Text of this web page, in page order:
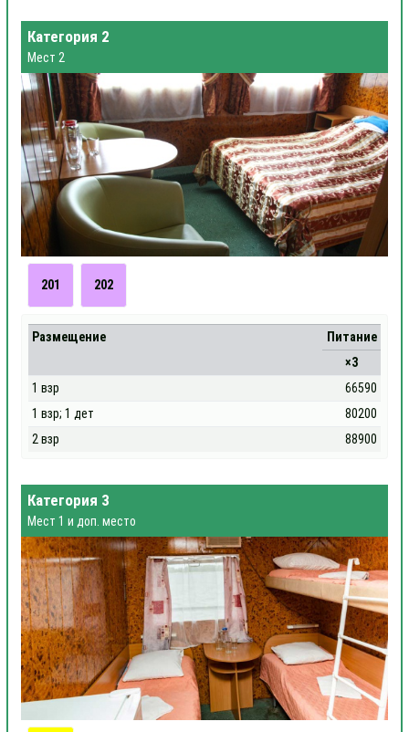
Категория 2
Мест 2
201 202
Размещение
Питание
×3
1 взр
66590
1 взр; 1 дет
80200
2 взр
88900
Категория 3
Мест 1 и доп. место